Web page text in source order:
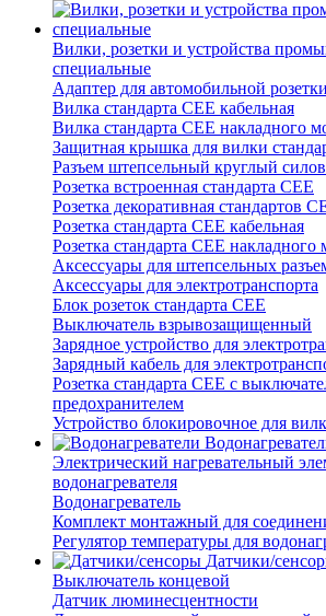
Вилки, розетки и устройства
специальные
Адаптер для автомобильной розетки
Вилка стандарта CEE кабельная
Вилка стандарта CEE накладного
Защитная крышка для вилки
Разъем штепсельный круглый
Розетка встроенная стандарта CEE
Розетка декоративная стандартов
Розетка стандарта СЕЕ кабельная
Розетка стандарта СЕЕ накладного
Аксессуары для штепсельных
Аксессуары для электротранспорта
Блок розеток стандарта CEE
Выключатель взрывозащищенный
Зарядное устройство для
Зарядный кабель для
Розетка стандарта СЕЕ с
предохранителем
Устройство блокировочное для
Электрический нагревательный
водонагревателя
Водонагреватель
Комплект монтажный для
Регулятор температуры для
Датчики/
Выключатель концевой
Датчик люминесцентности